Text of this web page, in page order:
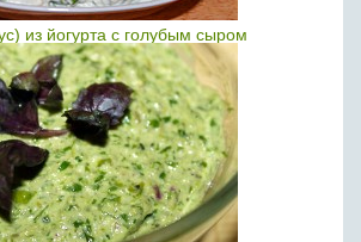
из йогурта с голубым сыром